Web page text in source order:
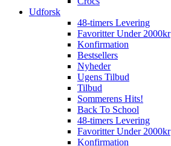
Udforsk
48-timers Levering
Favoritter Under 2000kr
Konfirmation
Bestsellers
Nyheder
Ugens Tilbud
Tilbud
Sommerens Hits!
Back To School
48-timers Levering
Favoritter Under 2000kr
Konfirmation